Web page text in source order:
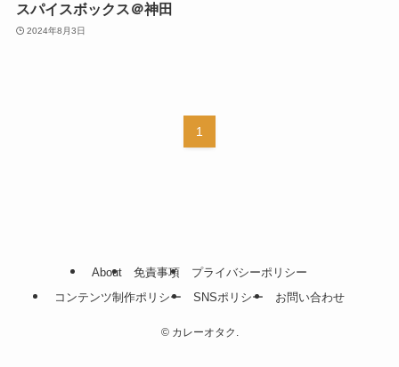
スパイスボックス＠神田
2024年8月3日
1
About 免責事項
プライバシーポリシー
コンテンツ制作ポリシー
SNSポリシー お問い合わせ
©カレーオタク.